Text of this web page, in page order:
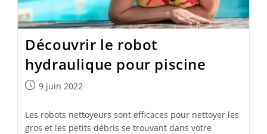
Découvrir le robot
hydraulique pour piscine
Publication
9 juin 2022
Les robots nettoyeurs sont efficaces pour nettoyer les
gros et les petits débris se trouvant dans votre